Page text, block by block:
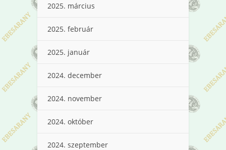
2025. március
2025. február
2025. január
2024. december
2024. november
2024. október
2024. szeptember